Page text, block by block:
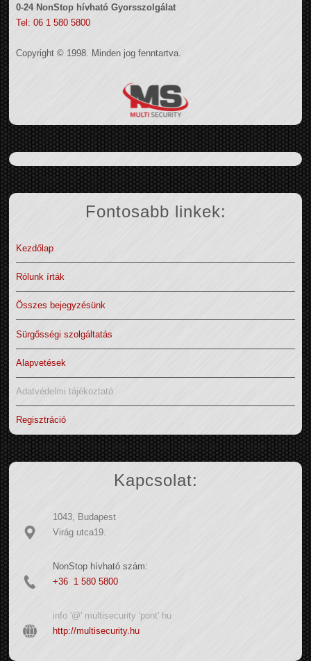
0-24 NonStop hívható Gyorsszolgálat
Tel: 06 1 580 5800
Copyright © 1998. Minden jog fenntartva.
Fontosabb linkek:
Kezdőlap
Rólunk írták
Összes bejegyzésünk
Sürgősségi szolgáltatás
Alapvetések
Adatvédelmi tájékoztató
Regisztráció
Kapcsolat:
1043, Budapest
Virág utca19.
NonStop hívható szám:
+36 1 580 5800
info '@' multisecurity 'pont' hu
http://multisecurity.hu